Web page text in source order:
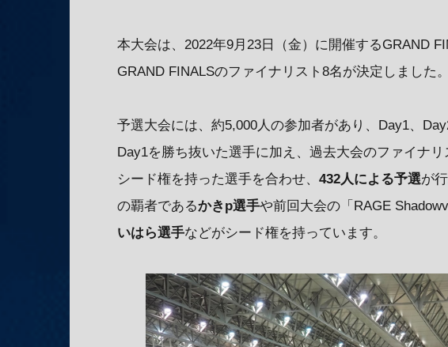
本大会は、2022年9月23日（金）に開催するGRAND
GRAND FINALSのファイナリスト8名が決定しました。
予選大会には、約5,000人の参加者があり、Day1、
Day1を勝ち抜いた選手に加え、過去大会のファイナ
シード権を持った選手を合わせ、 432人による予選が
の覇者であるかきp選手や前回大会の「RAGE
いはら選手などがシード権を持っています。